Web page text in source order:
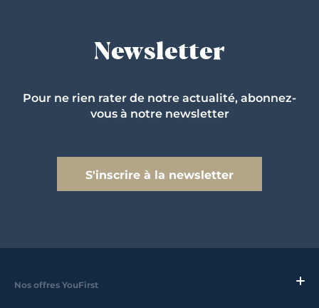
Newsletter
Pour ne rien rater de notre actualité, abonnez-
vous à notre newsletter
S'inscrire à la newsletter
Nos offres YouFirst